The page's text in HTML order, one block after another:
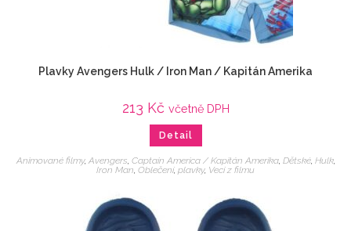
Plavky Avengers Hulk / Iron Man / Kapitán Amerika
213 Kč včetně DPH
Detail
Animované filmy, Avengers Captain America / Kapitán Amerika, Dětské, Hulk,
Iron Man Oblečení, plavky, Veci z filmu